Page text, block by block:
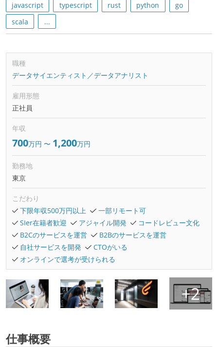
javascript typescript rust python
go
scala
...
職種
データサイエンティスト／データアナリスト
雇用形態
正社員
年収
700万円 〜 1,200万円
勤務地
東京
こだわり
下限年収500万円以上
一部リモート可
SIer在籍者歓迎
アジャイル開発
コードレビュー文化
B2Cのサービスを運営
B2Bのサービスを運営
自社サービスを開発
CTOがいる
オンラインで選考が受けられる
仕事概要